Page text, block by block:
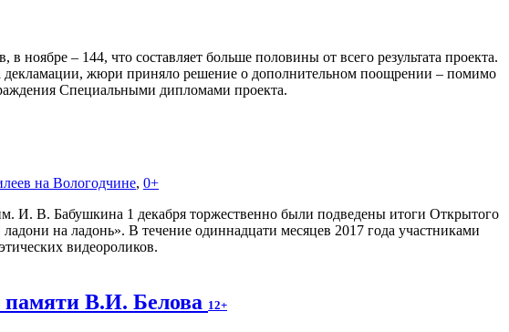
ноябре – 144, что составляет больше половины от всего результата проекта.
декламации, жюри приняло решение о дополнительном поощрении – помимо
Специальными дипломами проекта.
на Вологодчине, 0+
И. В. Бабушкина 1 декабря торжественно были подведены итоги Открытого
на ладонь». В течение одиннадцати месяцев 2017 года участниками
видеороликов.
памяти В.И. Белова 12+